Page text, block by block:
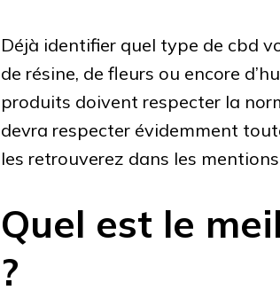
Déjà identifier quel type de cbd
de résine, de fleurs ou encore
produits doivent respecter la
devra respecter évidemment
les retrouverez dans les
Quel est le
?